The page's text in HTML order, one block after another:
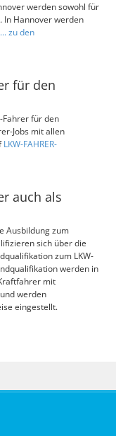
werden sowohl für
In Hannover werden
... zu den
für den
Fahrer für den
Jobs mit allen
LKW-FAHRER-
auch als
Ausbildung zum
sich über die
zum LKW-
werden in
mit
werden
eingestellt.